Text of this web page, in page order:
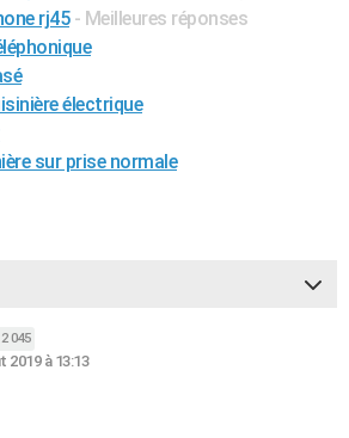
rj45 - Meilleures réponses
électrique
sur prise normale
2 045
2019 à 13:13